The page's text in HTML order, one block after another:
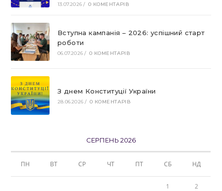
13.07.2026 / 0 КОМЕНТАРІВ
Вступна кампанія – 2026: успішний старт
роботи
06.07.2026 / 0 КОМЕНТАРІВ
З днем Конституції України
28.06.2026 / 0 КОМЕНТАРІВ
СЕРПЕНЬ 2026
ПН ВТ СР ЧТ ПТ СБ НД
1 2